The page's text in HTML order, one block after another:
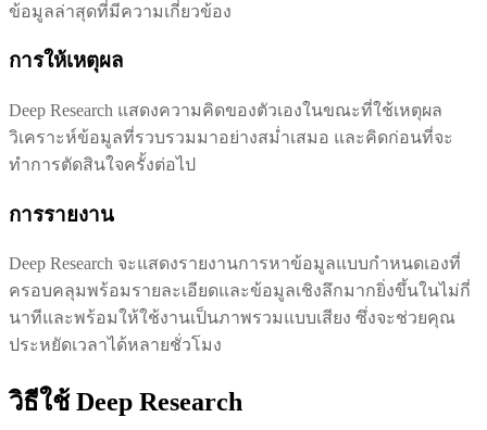
ข้อมูลล่าสุดที่มีความเกี่ยวข้อง
การให้เหตุผล
Deep Research แสดงความคิดของตัวเองในขณะที่ใช้เหตุผล
วิเคราะห์ข้อมูลที่รวบรวมมาอย่างสม่ำเสมอ และคิดก่อนที่จะ
ทำการตัดสินใจครั้งต่อไป
การรายงาน
Deep Research จะแสดงรายงานการหาข้อมูลแบบกำหนดเองที่
ครอบคลุมพร้อมรายละเอียดและข้อมูลเชิงลึกมากยิ่งขึ้นในไม่กี่
นาทีและพร้อมให้ใช้งานเป็นภาพรวมแบบเสียง ซึ่งจะช่วยคุณ
ประหยัดเวลาได้หลายชั่วโมง
วิธีใช้ Deep Research